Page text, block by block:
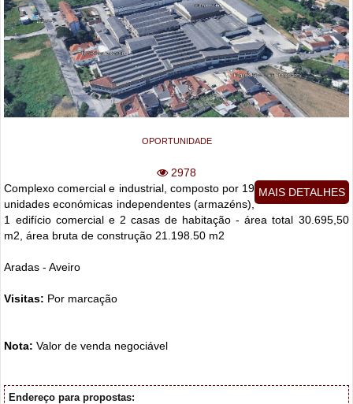
OPORTUNIDADE
2978
MAIS DETALHES
Complexo comercial e industrial, composto por 19
unidades económicas independentes (armazéns),
1 edifício comercial e 2 casas de habitação - área total 30.695,50
m2, área bruta de construção 21.198.50 m2
Aradas - Aveiro
Visitas: Por marcação
Nota:Valor de venda negociável
Endereço para propostas: